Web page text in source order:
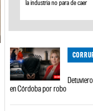
la industria no para de caer
en Córdoba por robo